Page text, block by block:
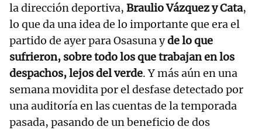
la dirección deportiva, Braulio Vázquez y Cata,
lo que da una idea de lo importante que era el
partido de ayer para Osasuna yde lo que
sufrieron, sobre todo los que trabajan en los
despachos, lejos del verde. Y más aún en una
semana movidita por el desfase detectado por
una auditoría en las cuentas de la temporada
pasada, pasando de un beneficio de dos